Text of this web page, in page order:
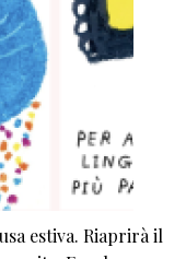
estiva. Riaprirà il